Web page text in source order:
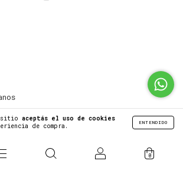
sitio aceptás el uso de cookies
de compra.
ENTENDIDO
0